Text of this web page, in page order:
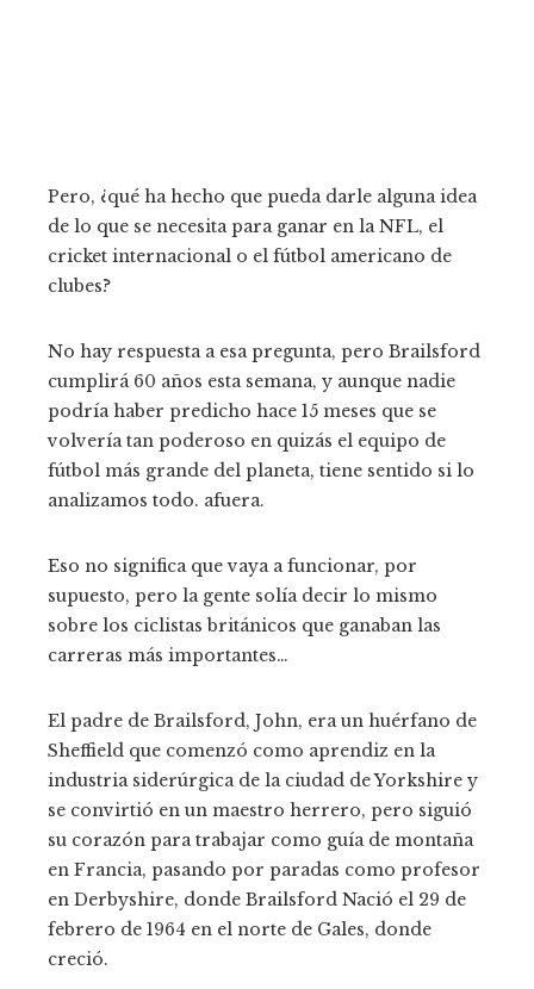
Pero, ¿qué ha hecho que pueda darle alguna idea
de lo que se necesita para ganar en la NFL, el
cricket internacional o el fútbol americano de
clubes?
No hay respuesta a esa pregunta, pero Brailsford
cumplirá 60 años esta semana, y aunque nadie
podría haber predicho hace 15 meses que se
volvería tan poderoso en quizás el equipo de
fútbol más grande del planeta, tiene sentido si lo
analizamos todo. afuera.
Eso no significa que vaya a funcionar, por
supuesto, pero la gente solía decir lo mismo
sobre los ciclistas británicos que ganaban las
carreras más importantes…
El padre de Brailsford, John, era un huérfano de
Sheffield que comenzó como aprendiz en la
industria siderúrgica de la ciudad de Yorkshire y
se convirtió en un maestro herrero, pero siguió
su corazón para trabajar como guía de montaña
en Francia, pasando por paradas como profesor
en Derbyshire, donde Brailsford Nació el 29 de
febrero de 1964 en el norte de Gales, donde
creció.